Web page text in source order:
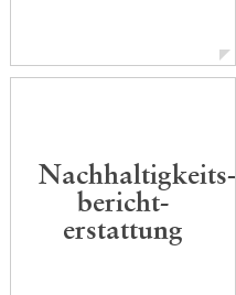
Nachhaltigkeits-
bericht-
erstattung